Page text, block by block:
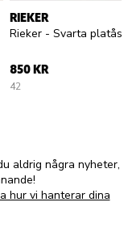
RIEKER
Rieker - Svarta
850 KR
42
aldrig några nyheter,
hur vi hanterar dina